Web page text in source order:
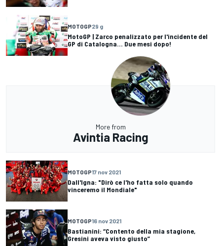
MOTOGP29 g
MotoGP | Zarco penalizzato per l'incidente del
GP di Catalogna... Due mesi dopo!
More from
Avintia Racing
MOTOGP17 nov 2021
Dall'Igna: "Dirò ce l'ho fatta solo quando
vinceremo il Mondiale"
MOTOGP16 nov 2021
Bastianini: “Contento della mia stagione,
Gresini aveva visto giusto”